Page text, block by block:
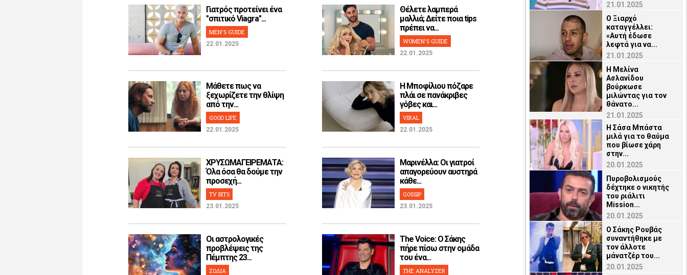
Γιατρός προτείνει ένα
"σπιτικό Viagra"...
MEN'S GUIDE
22.01.2025
Θέλετε λαμπερά
μαλλιά; Δείτε ποια tips
πρέπει να...
WOMEN'S GUIDE
22.01.2025
Μάθετε πως να
ξεχωρίζετε την θλίψη
από την...
GOOD LIFE
22.01.2025
H Μποφίλιου πόζαρε
πλάι σε πανάκριβες
γόβες και...
VIRAL
22.01.2025
ΧΡΥΣΩΜΑΓΕΙΡΕΜΑΤΑ:
Όλα όσα θα δούμε την
προσεχή...
TV BITS
23.01.2025
Μαρινέλλα: Οι γιατροί
απαγορεύουν αυστηρά
κάθε...
GOSSIP
23.01.2025
Οι αστρολογικές
προβλέψεις της
Πέμπτης 23...
ΖΩΔΙΑ
The Voice: Ο Σάκης
πήρε πίσω στην ομάδα
του ένα...
THE ANALYZER
21.01.2025
Ο Ξιαρχό
καταγγέλλει:
«Αυτή έδωσε
λεφτά για να...
21.01.2025
Η Μελίνα
Ασλανίδου
βούρκωσε
μιλώντας για τον
θάνατο...
21.01.2025
Η Σάσα Μπάστα
μιλά για το θαύμα
που βίωσε χάρη
στην...
20.01.2025
Πυροβολισμούς
δέχτηκε ο νικητής
του ριάλιτι
Mission...
20.01.2025
Ο Σάκης Ρουβάς
συναντήθηκε με
τον άλλοτε
μάνατζέρ του...
20.01.2025